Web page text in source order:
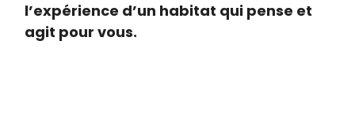
l’expérience d’un habitat qui pense et
agit pour vous.